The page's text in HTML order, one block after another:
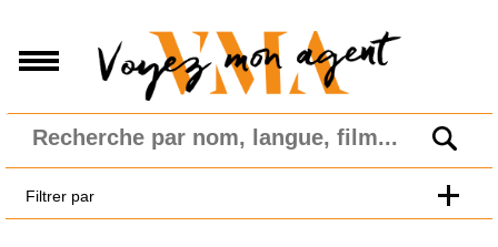
Filtrer par